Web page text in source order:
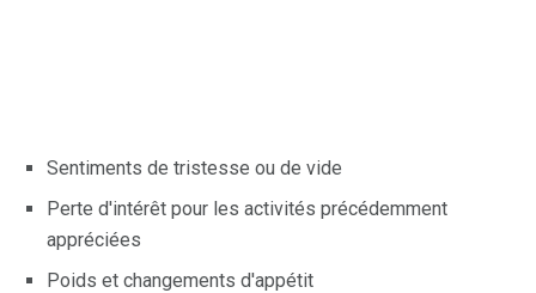
Sentiments de tristesse ou de vide
Perte d'intérêt pour les activités précédemment
appréciées
Poids et changements d'appétit